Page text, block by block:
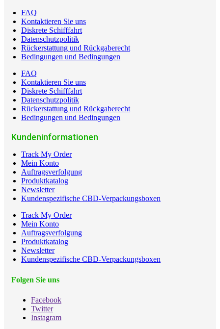
FAQ
Kontaktieren Sie uns
Diskrete Schifffahrt
Datenschutzpolitik
Rückerstattung und Rückgaberecht
Bedingungen und Bedingungen
FAQ
Kontaktieren Sie uns
Diskrete Schifffahrt
Datenschutzpolitik
Rückerstattung und Rückgaberecht
Bedingungen und Bedingungen
Kundeninformationen
Track My Order
Mein Konto
Auftragsverfolgung
Produktkatalog
Newsletter
Kundenspezifische CBD-Verpackungsboxen
Track My Order
Mein Konto
Auftragsverfolgung
Produktkatalog
Newsletter
Kundenspezifische CBD-Verpackungsboxen
Folgen Sie uns
Facebook
Twitter
Instagram